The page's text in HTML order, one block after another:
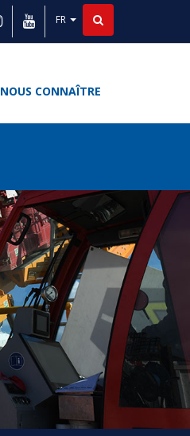
FR Lister les actions
NOUS CONNAÎTRE